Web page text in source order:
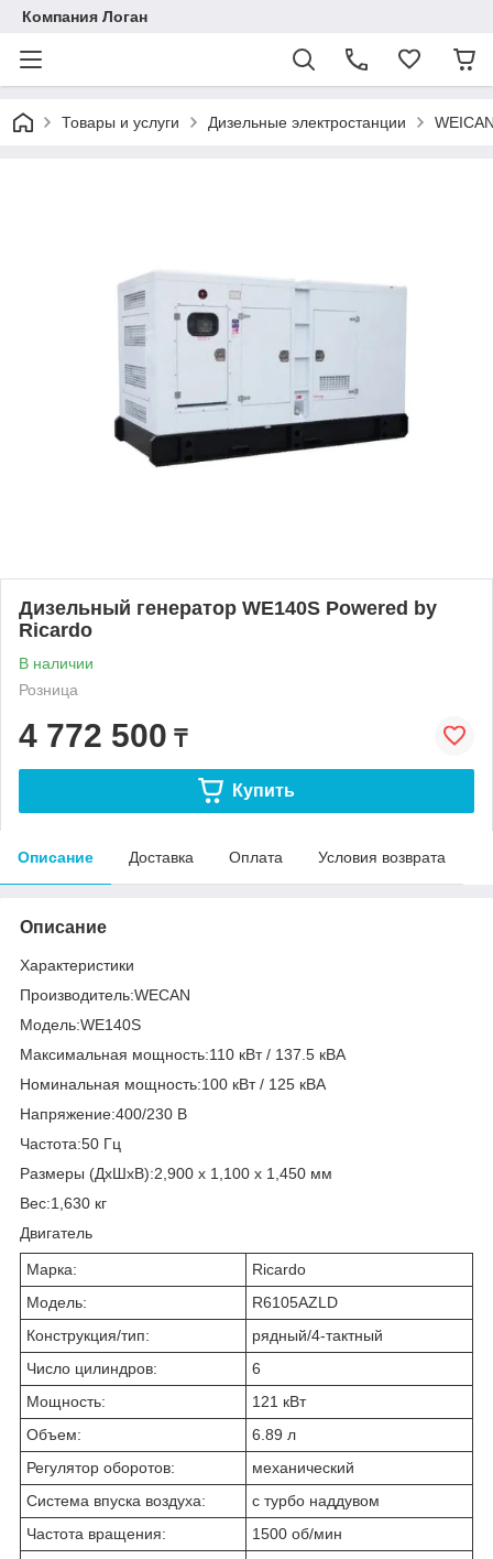
Компания Логан
Товары и услуги Дизельные электростанции
Дизельный генератор WE140S Powered by
Ricardo
В наличии
Розница
4 772 500 ₸
Купить
Описание Доставка Оплата Условия возврата
Описание
Характеристики
Производитель:WECAN
Модель:WE140S
Максимальная мощность:110 кВт / 137.5 кВА
Номинальная мощность:100 кВт / 125 кВА
Напряжение:400/230 В
Частота:50 Гц
Размеры (ДхШхВ):2,900 x 1,100 x 1,450 мм
Вес:1,630 кг
Двигатель
Марка:
Ricardo
Модель:
R6105AZLD
Конструкция/тип:
рядный/4-тактный
Число цилиндров:
6
Мощность:
121 кВт
Объем:
6.89 л
Регулятор оборотов:
механический
Система впуска воздуха:
с турбо наддувом
Частота вращения:
1500 об/мин